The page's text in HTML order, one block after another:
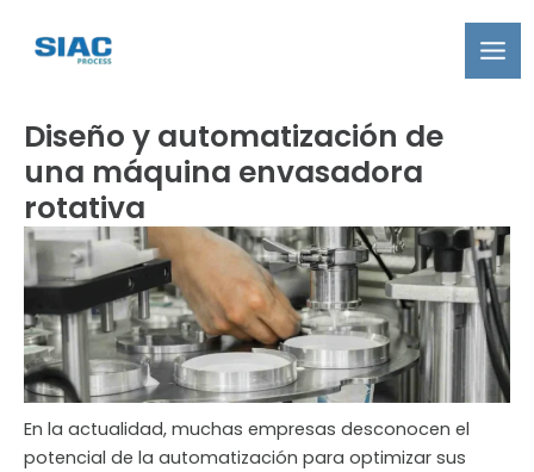
contenido
Diseño y automatización de
una máquina envasadora
rotativa
En la actualidad, muchas empresas desconocen el
potencial de la automatización para optimizar sus